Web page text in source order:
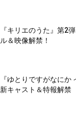
『キリエのうた』第2
ル＆映像解禁！
『ゆとりですがなにか
新キャスト＆特報解禁